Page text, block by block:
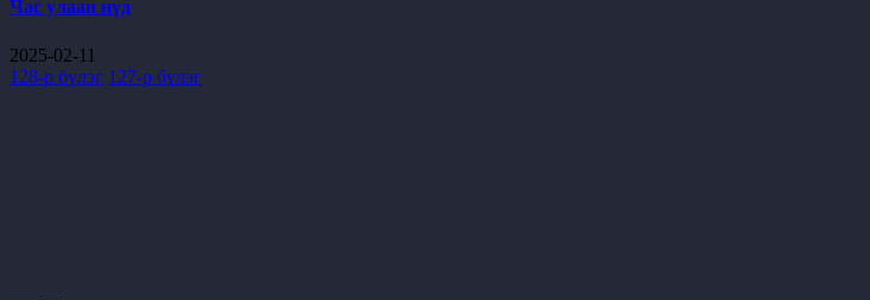
Час улаан нүд
2025-02-11
128-р бүлэг 127-р бүлэг